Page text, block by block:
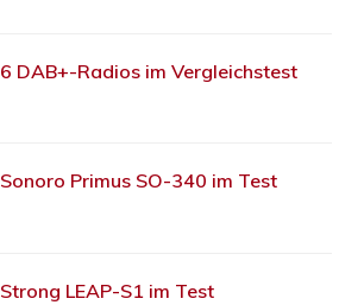
6 DAB+-Radios im Vergleichstest
Sonoro Primus SO-340 im Test
Strong LEAP-S1 im Test